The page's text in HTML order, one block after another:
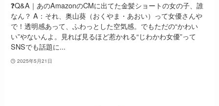
❓Q&A｜あのAmazonのCMに出てた金髪ショートの女の子、誰
なん？ A：それ、奥山葵（おくやま・あおい）って女優さんや
で！透明感あって、ふわっとした空気感。でもただの“かわい
い”やないんよ。見れば見るほど惹かれる“じわかわ女優”って
SNSでも話題に...
2025年5月21日